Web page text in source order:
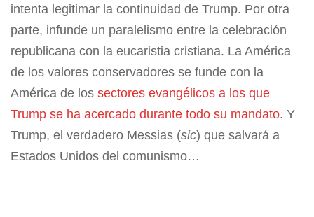
intenta legitimar la continuidad de Trump. Por otra
parte, infunde un paralelismo entre la celebración
republicana con la eucaristia cristiana. La América
de los valores conservadores se funde con la
América de los sectores evangélicos a los que
Trump se ha acercado durante todo su mandato. Y
Trump, el verdadero Messias (sic) que salvará a
Estados Unidos del comunismo…